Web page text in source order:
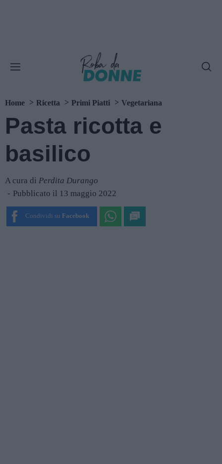
Home Ricetta Primi Piatti Vegetariana
Pasta ricotta e
basilico
A cura di Perdita Durango
Pubblicato il 13 maggio 2022
Condividi su Facebook